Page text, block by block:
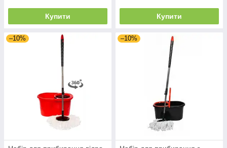
Купити Купити
–10% –10%